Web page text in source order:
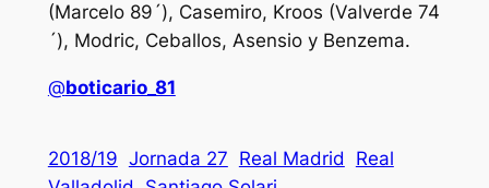
(Marcelo 89´), Casemiro, Kroos (Valverde 74
´), Modric, Ceballos, Asensio y Benzema.
@boticario_81
2018/19 Jornada 27 Real Madrid
Real